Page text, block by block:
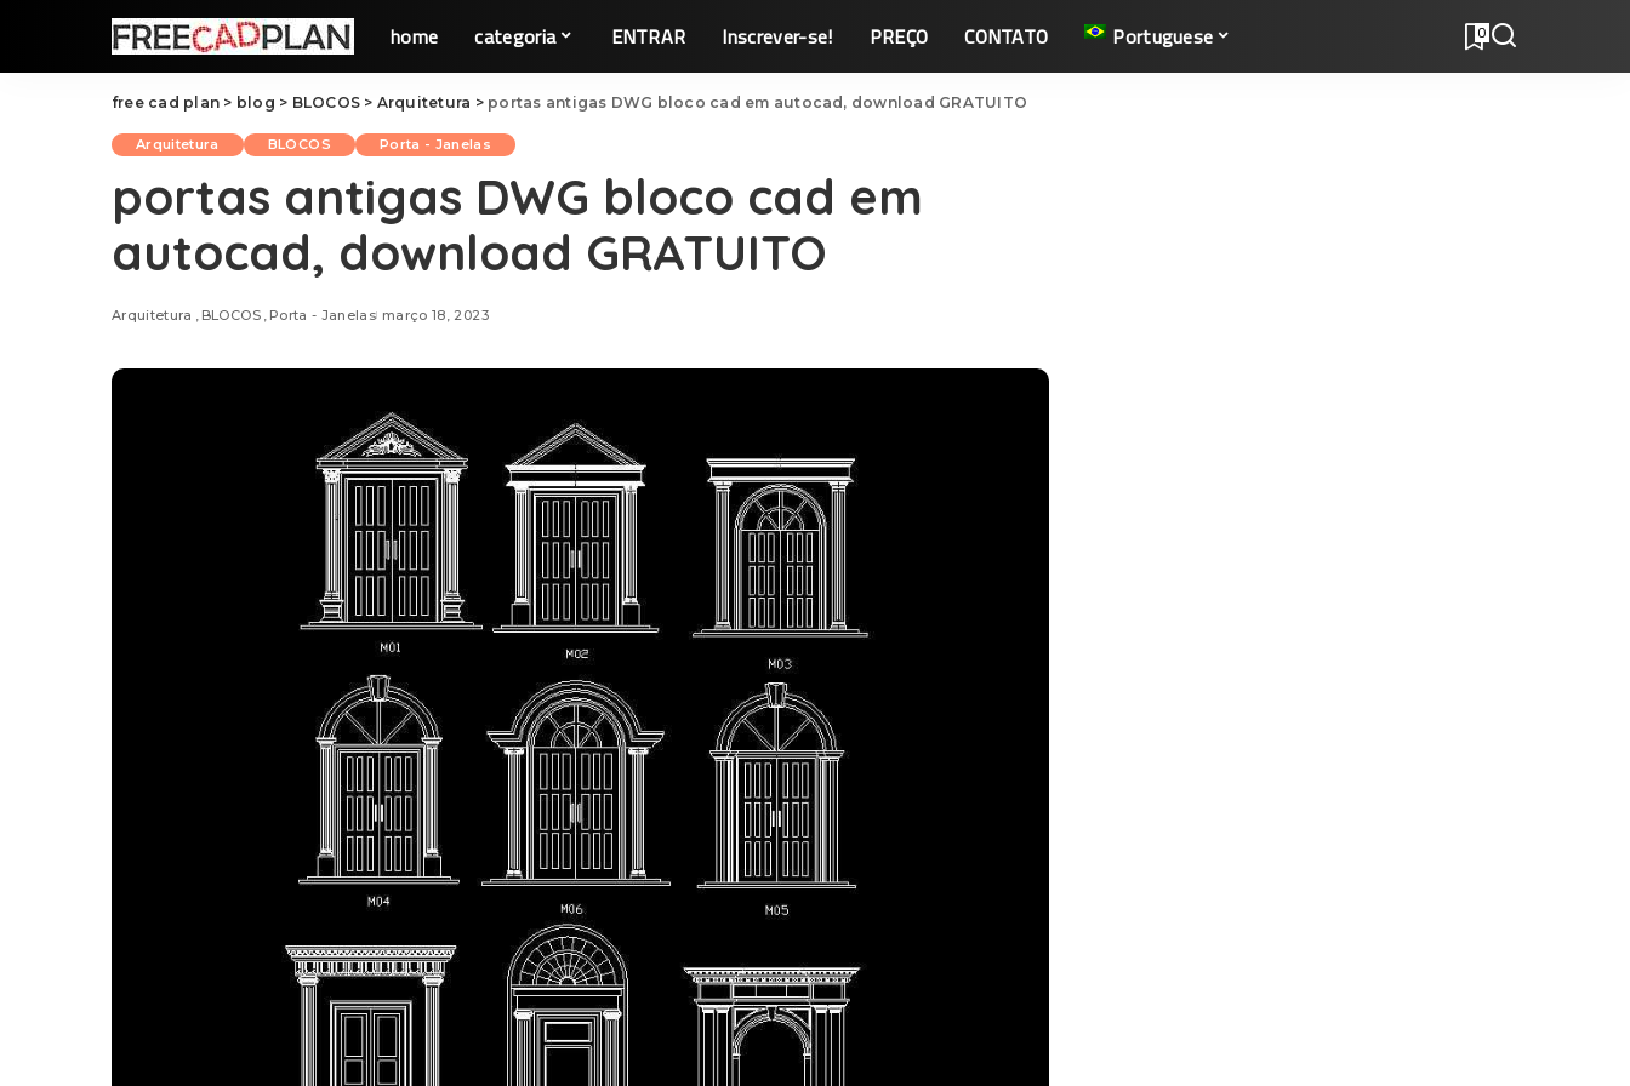
home categoria ENTRAR Inscrever-se! PREÇO CONTATO Portuguese 0
free cad plan > blog > BLOCOS > Arquitetura > portas antigas DWG bloco cad em autocad, download GRATUITO
Arquitetura BLOCOS Porta - Janelas
portas antigas DWG bloco cad em
autocad, download GRATUITO
Arquitetura BLOCOS Porta - Janelas março 18, 2023